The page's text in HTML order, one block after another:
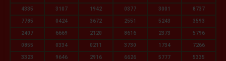
4335 3107 1942 0377 3001 8737
7785 0424 3672 2551 5243 3593
2407 6669 2120 8616 2373 5796
0855 0334 0211 3730 1734 7266
3323 9646 2916 6626 5777 5335